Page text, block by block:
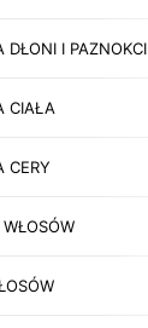
DŁONI I PAZNOKCI
CIAŁA
CERY